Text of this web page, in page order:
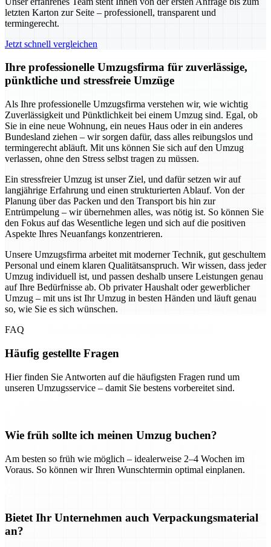
letzten Karton zur Seite – professionell, transparent und
termingerecht.
Jetzt schnell vergleichen
Ihre professionelle Umzugsfirma für zuverlässige,
pünktliche und stressfreie Umzüge
Als Ihre professionelle Umzugsfirma verstehen wir, wie wichtig
Zuverlässigkeit und Pünktlichkeit bei einem Umzug sind. Egal, ob
Sie in eine neue Wohnung, ein neues Haus oder in ein anderes
Bundesland ziehen – wir sorgen dafür, dass alles reibungslos und
termingerecht abläuft. Mit uns können Sie sich auf den Umzug
verlassen, ohne den Stress selbst tragen zu müssen.
Ein stressfreier Umzug ist unser Ziel, und dafür setzen wir auf
langjährige Erfahrung und einen strukturierten Ablauf. Von der
Planung über das Packen und den Transport bis hin zur
Entrümpelung – wir übernehmen alles, was nötig ist. So können Sie
den Fokus auf das Wesentliche legen und sich auf die positiven
Aspekte Ihres Neuanfangs konzentrieren.
Unsere Umzugsfirma arbeitet mit moderner Technik, gut geschultem
Personal und einem klaren Qualitätsanspruch. Wir wissen, dass jeder
Umzug individuell ist, und passen deshalb unsere Leistungen genau
auf Ihre Bedürfnisse ab. Ob privater Haushalt oder gewerblicher
Umzug – mit uns ist Ihr Umzug in besten Händen und läuft genau
so, wie Sie es sich wünschen.
FAQ
Häufig gestellte Fragen
Hier finden Sie Antworten auf die häufigsten Fragen rund um
unseren Umzugsservice – damit Sie bestens vorbereitet sind.
Wie früh sollte ich meinen Umzug buchen?
Am besten so früh wie möglich – idealerweise 2–4 Wochen im
Voraus. So können wir Ihren Wunschtermin optimal einplanen.
Bietet Ihr Unternehmen auch Verpackungsmaterial
an?